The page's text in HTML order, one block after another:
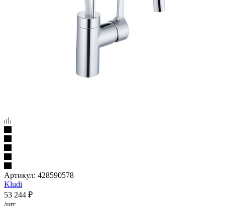
Артикул: 428590578
Kludi
53 244 ₽
/шт